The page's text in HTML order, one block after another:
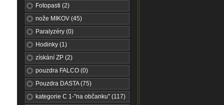
Fotopasti (2)
nože MIKOV (45)
Paralyzéry (0)
Hodinky (1)
získání ZP (2)
pouzdra FALCO (0)
Pouzdra DASTA (75)
kategorie C 1-"na občanku" (117)